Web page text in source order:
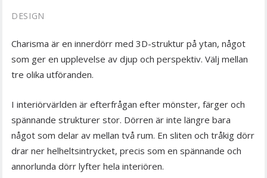
DESIGN
Charisma är en innerdörr med 3D-struktur på ytan, något
som ger en upplevelse av djup och perspektiv. Välj mellan
tre olika utföranden.
I interiörvärlden är efterfrågan efter mönster, färger och
spännande strukturer stor. Dörren är inte längre bara
något som delar av mellan två rum. En sliten och tråkig dörr
drar ner helheltsintrycket, precis som en spännande och
annorlunda dörr lyfter hela interiören.